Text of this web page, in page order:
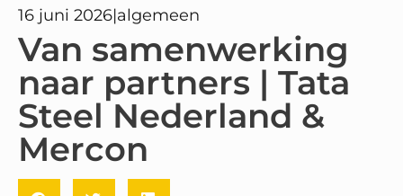
16 juni 2026|algemeen
Van samenwerking
naar partners | Tata
Steel Nederland &
Mercon